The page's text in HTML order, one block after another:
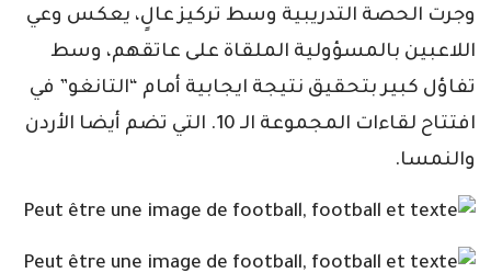
وجرت الحصة التدريبية وسط تركيز عالٍ، يعكس وعي
اللاعبين بالمسؤولية الملقاة على عاتقهم، وسط
تفاؤل كبير بتحقيق نتيجة ايجابية أمام “التانغو” في
افتتاح لقاءات المجموعة الـ 10. التي تضم أيضا الأردن
والنمسا.